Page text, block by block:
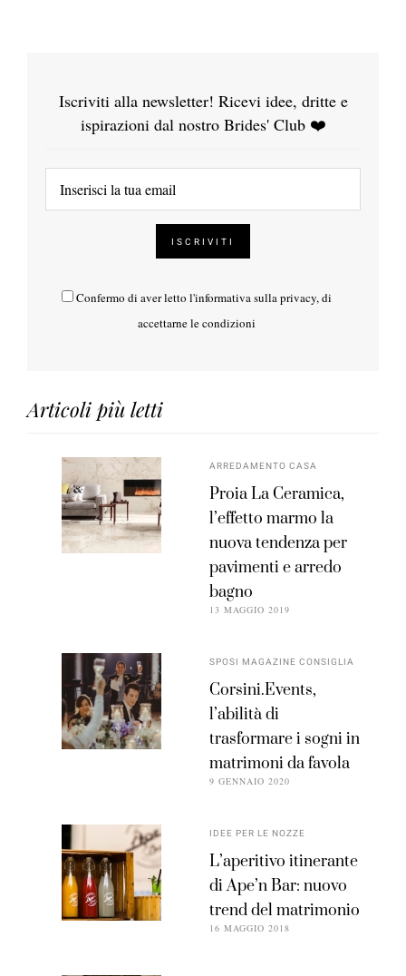
Iscriviti alla newsletter! Ricevi idee, dritte e
ispirazioni dal nostro Brides' Club ❤️
Confermo di aver letto l'informativa sulla privacy, di
accettarne le condizioni
Articoli più letti
ARREDAMENTO CASA
Proia La Ceramica,
l’effetto marmo la
nuova tendenza per
pavimenti e arredo
bagno
13 MAGGIO 2019
SPOSI MAGAZINE CONSIGLIA
Corsini.Events,
l’abilità di
trasformare i sogni in
matrimoni da favola
9 GENNAIO 2020
IDEE PER LE NOZZE
L’aperitivo itinerante
di Ape’n Bar: nuovo
trend del matrimonio
16 MAGGIO 2018